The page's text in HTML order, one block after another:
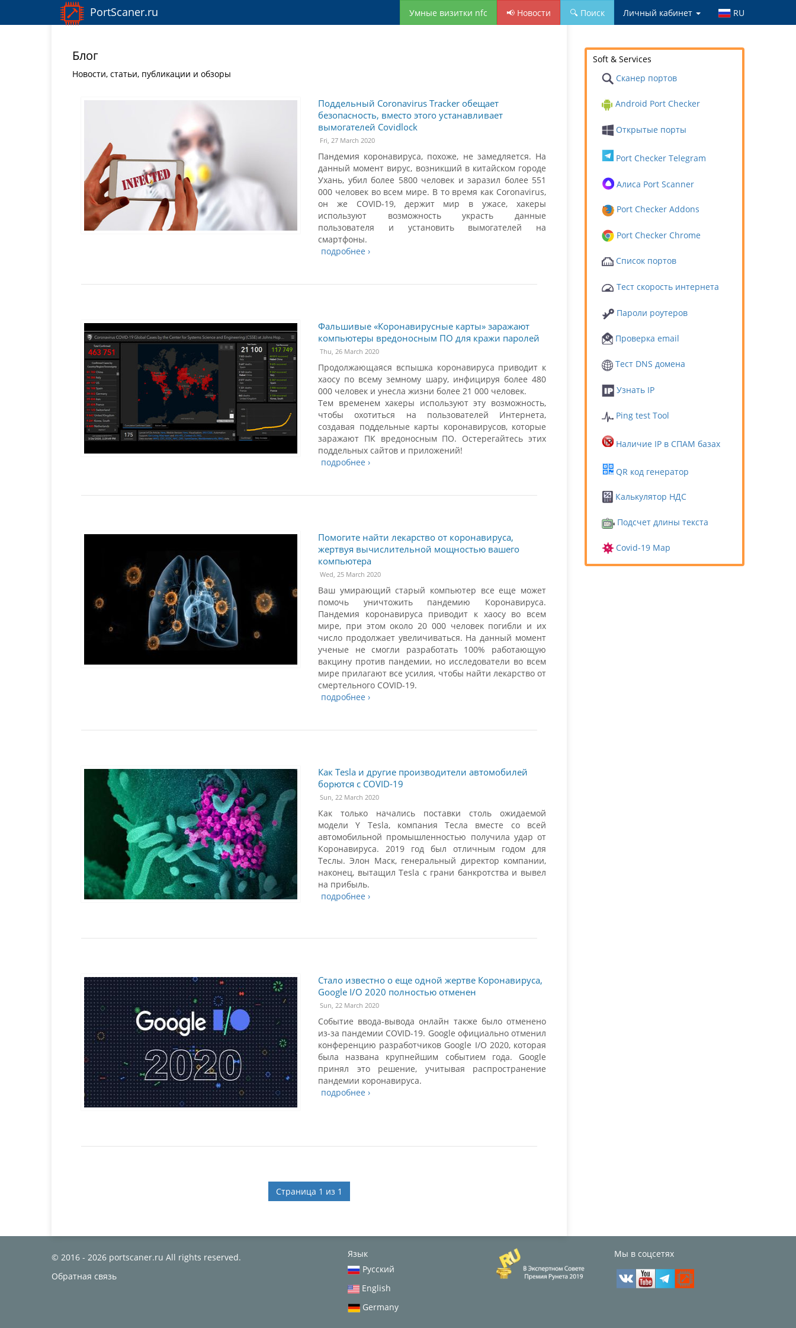
PortScaner.ru Умные визитки nfc 📢 Новости 🔍 Поиск Личный кабинет RU
Главная Новости о кароновирусе
Блог
Новости, статьи, публикации и обзоры
Поддельный Coronavirus Tracker обещает
безопасность, вместо этого устанавливает
вымогателей Covidlock
Fri, 27 March 2020
Пандемия коронавируса, похоже, не замедляется. На
данный момент вирус, возникший в китайском городе
Ухань, убил более 5800 человек и заразил более 551
000 человек во всем мире. В то время как Coronavirus,
он же COVID-19, держит мир в ужасе, хакеры
используют возможность украсть данные
пользователя и установить вымогателей на
смартфоны.
подробнее ›
Фальшивые «Коронавирусные карты» заражают
компьютеры вредоносным ПО для кражи паролей
Thu, 26 March 2020
Продолжающаяся вспышка коронавируса приводит к
хаосу по всему земному шару, инфицируя более 480
000 человек и унесла жизни более 21 000 человек.
Тем временем хакеры используют эту возможность,
чтобы охотиться на пользователей Интернета,
создавая поддельные карты коронавирусов, которые
заражают ПК вредоносным ПО. Остерегайтесь этих
поддельных сайтов и приложений!
подробнее ›
Помогите найти лекарство от коронавируса,
жертвуя вычислительной мощностью вашего
компьютера
Wed, 25 March 2020
Ваш умирающий старый компьютер все еще может
помочь уничтожить пандемию Коронавируса.
Пандемия коронавируса приводит к хаосу во всем
мире, при этом около 20 000 человек погибли и их
число продолжает увеличиваться. На данный момент
ученые не смогли разработать 100% работающую
вакцину против пандемии, но исследователи во всем
мире прилагают все усилия, чтобы найти лекарство от
смертельного COVID-19.
подробнее ›
Как Tesla и другие производители автомобилей
борются с COVID-19
Sun, 22 March 2020
Как только начались поставки столь ожидаемой
модели Y Tesla, компания Тесла вместе со всей
автомобильной промышленностью получила удар от
Коронавируса. 2019 год был отличным годом для
Теслы. Элон Маск, генеральный директор компании,
наконец, вытащил Tesla с грани банкротства и вывел
на прибыль.
подробнее ›
Стало известно о еще одной жертве Коронавируса,
Google I/O 2020 полностью отменен
Sun, 22 March 2020
Событие ввода-вывода онлайн также было отменено
из-за пандемии COVID-19. Google официально отменил
конференцию разработчиков Google I/O 2020, которая
была названа крупнейшим событием года. Google
принял это решение, учитывая распространение
пандемии коронавируса.
подробнее ›
Страница 1 из 1
Soft & Services
Сканер портов
Android Port Checker
Открытые порты
Port Checker Telegram
Алиса Port Scanner
Port Checker Addons
Port Checker Chrome
Список портов
Тест скорость интернета
Пароли роутеров
Проверка email
Тест DNS домена
Узнать IP
Ping test Tool
Наличие IP в СПАМ базах
QR код генератор
Калькулятор НДС
Подсчет длины текста
Covid-19 Map
© 2016 - 2026 portscaner.ru All rights reserved.
Обратная связь
Язык
Русский
English
Germany
Мы в соцсетях